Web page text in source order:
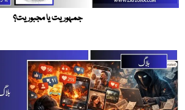
جمہوریت یا مجبوریت؟